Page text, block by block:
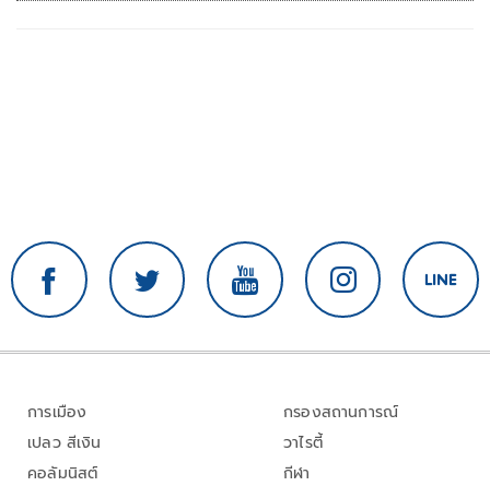
การเมือง
เปลว สีเงิน
คอลัมนิสต์
กรองสถานการณ์
วาไรตี้
กีฬา